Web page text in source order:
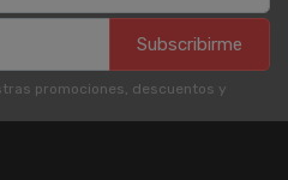
Subscribirme
promociones, descuentos y